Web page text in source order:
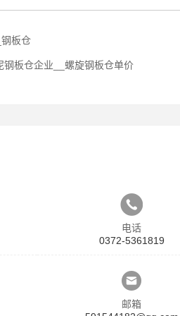
板仓
钢板仓企业__螺旋钢板仓单价
电话
0372-5361819
邮箱